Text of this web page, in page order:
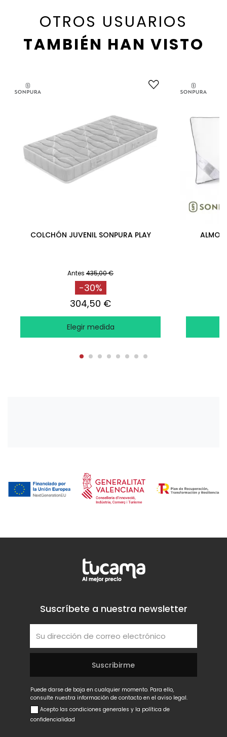
OTROS USUARIOS
TAMBIÉN HAN VISTO
COLCHÓN JUVENIL SONPURA PLAY
Antes 435,00 €
-30%
304,50 €
Elegir medida
Suscríbete a nuestra newsletter
Puede darse de baja en cualquier momento. Para ello,
consulte nuestra información de contacto en el aviso legal.
Acepto las condiciones generales y la política de
confidencialidad